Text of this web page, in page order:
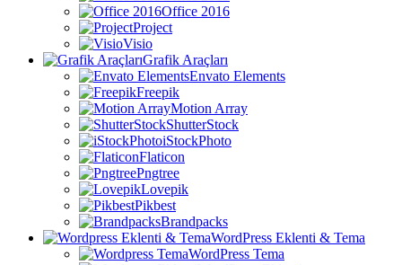
Office 2016
Project
Visio
Grafik Araçları
Envato Elements
Freepik
Motion Array
ShutterStock
iStockPhoto
Flaticon
Pngtree
Lovepik
Pikbest
Brandpacks
WordPress Eklenti & Tema
WordPress Tema